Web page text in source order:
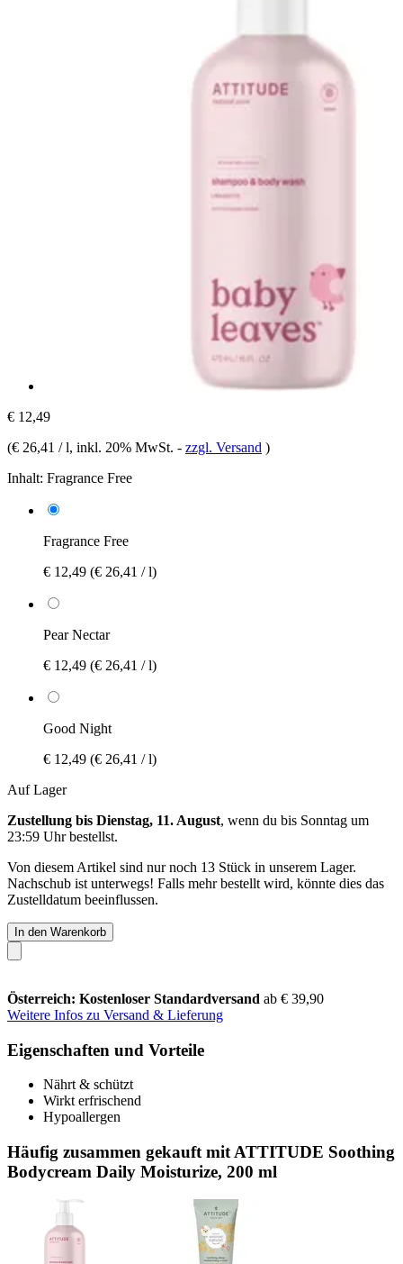
€ 12,49
(€ 26,41 / l, inkl. 20% MwSt. - zzgl. Versand )
Inhalt: Fragrance Free
Fragrance Free
€ 12,49 (€ 26,41 / l)
Pear Nectar
€ 12,49 (€ 26,41 / l)
Good Night
€ 12,49 (€ 26,41 / l)
Auf Lager
Zustellung bis Dienstag, 11. August, wenn du bis Sonntag um
23:59 Uhrbestellst.
Von diesem Artikel sind nur noch 13 Stück in unserem Lager.
Nachschub ist unterwegs! Falls mehr bestellt wird, könnte dies das
Zustelldatum beeinflussen.
In den Warenkorb
Österreich: Kostenloser Standardversand ab € 39,90
Weitere Infos zu Versand & Lieferung
Eigenschaften und Vorteile
Nährt & schützt
Wirkt erfrischend
Hypoallergen
Häufig zusammen gekauft mit ATTITUDE Soothing
Bodycream Daily Moisturize, 200 ml